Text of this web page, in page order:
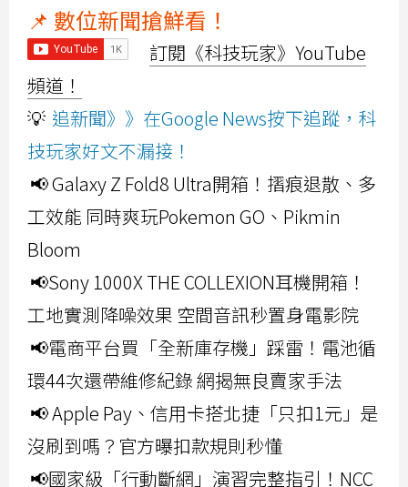
📌 數位新聞搶鮮看！
訂閱《科技玩家》YouTube
頻道！
💡 追新聞》》在Google News按下追蹤，科
技玩家好文不漏接！
📢 Galaxy Z Fold8 Ultra開箱！摺痕退散、多
工效能 同時爽玩Pokemon GO、Pikmin
Bloom
📢Sony 1000X THE COLLEXION耳機開箱！
工地實測降噪效果 空間音訊秒置身電影院
📢電商平台買「全新庫存機」踩雷！電池循
環44次還帶維修紀錄 網揭無良賣家手法
📢 Apple Pay、信用卡搭北捷「只扣1元」是
沒刷到嗎？官方曝扣款規則秒懂
📢國家級「行動斷網」演習完整指引！NCC